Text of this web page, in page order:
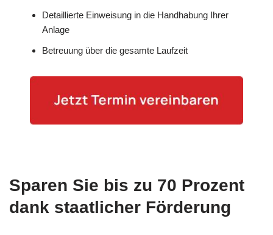
Detaillierte Einweisung in die Handhabung Ihrer
Anlage
Betreuung über die gesamte Laufzeit
Sparen Sie bis zu 70 Prozent
dank staatlicher Förderung